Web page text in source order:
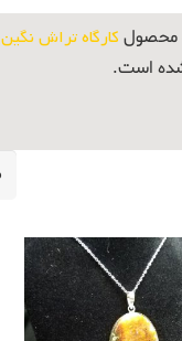
محصول کارگاه تراش نگین
شده است.